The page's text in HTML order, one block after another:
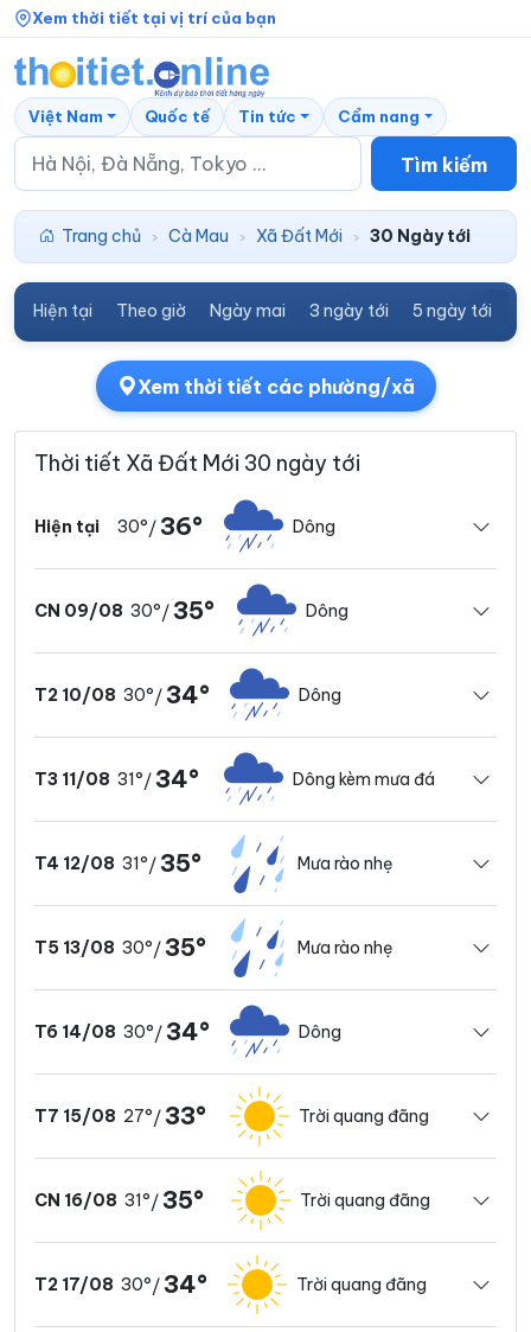
Xem thời tiết tại vị trí của bạn
Tìm kiếm
Việt Nam Quốc tế Tin tức Cẩm nang
Trang chủ › Cà Mau › Xã Đất Mới › 30 Ngày tới
Hiện tại Theo giờ Ngày mai 3 ngày tới 5 ngày tới
Xem thời tiết các phường/xã
Thời tiết Xã Đất Mới 30 ngày tới
Hiện tại 30°/ 36° Dông
CN 09/08 30°/ 35° Dông
T2 10/08 30°/ 34° Dông
T3 11/08 31°/ 34° Dông kèm mưa đá
T4 12/08 31°/ 35° Mưa rào nhẹ
T5 13/08 30°/ 35° Mưa rào nhẹ
T6 14/08 30°/ 34° Dông
T7 15/08 27°/ 33° Trời quang đãng
CN 16/08 31°/ 35° Trời quang đãng
T2 17/08 30°/ 34° Trời quang đãng